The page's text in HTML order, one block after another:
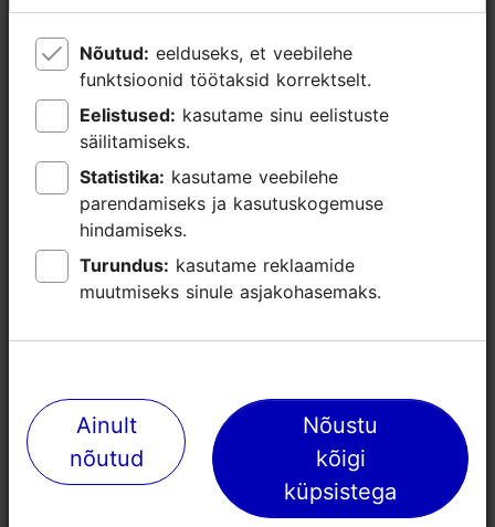
Lähedalasuvad kohad
Nõutud:
funktsioonid töötaksid korrektselt.
Eelistused:
säilitamiseks.
Statistika:
parendamiseks ja kasutuskogemuse
hindamiseks.
Turundus:
muutmiseks sinule asjakohasemaks.
Ainult
nõutud
Nõustu
kõigi
küpsistega
Nõutud:
funktsioonid töötaksid korrektselt.
Eelistused:
säilitamiseks.
Statistika:
parendamiseks ja kasutuskogemuse
hindamiseks.
Turundus:
muutmiseks sinule asjakohasemaks.
Ainult
nõutud
Nõustu
kõigi
küpsistega